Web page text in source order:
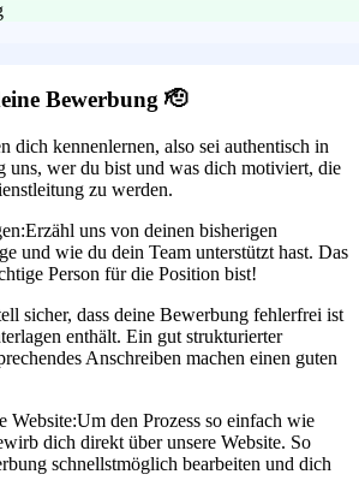
Bewerbung 🫡
dich kennenlernen, also sei authentisch in
uns, wer du bist und was dich motiviert, die
zu werden.
Erzähl uns von deinen bisherigen
und wie du dein Team unterstützt hast. Das
Person für die Position bist!
sicher, dass deine Bewerbung fehlerfrei ist
enthält. Ein gut strukturierter
Anschreiben machen einen guten
Website:Um den Prozess so einfach wie
dich direkt über unsere Website. So
schnellstmöglich bearbeiten und dich